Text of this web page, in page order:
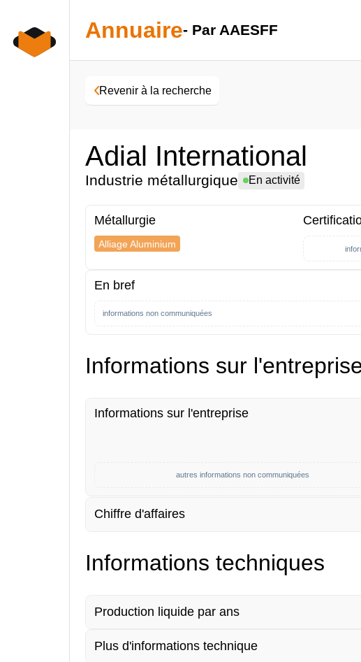
content
Annuaire- Par AAESFF
Revenir à la recherche
Adial International
Industrie métallurgique En activité
Métallurgie
Alliage Aluminium
En bref
informations non communiquées
Informations sur
Informations sur l'entreprise
autres informations non communiquées
Chiffre d'affaires
Informations techniques
Production liquide par ans
Plus d'informations technique